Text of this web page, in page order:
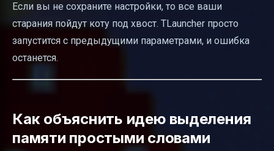
Если вы не сохраните настройки, то все ваши
старания пойдут коту под хвост. TLauncher просто
запустится с предыдущими параметрами, и ошибка
останется.
Как объяснить идею выделения
памяти простыми словами